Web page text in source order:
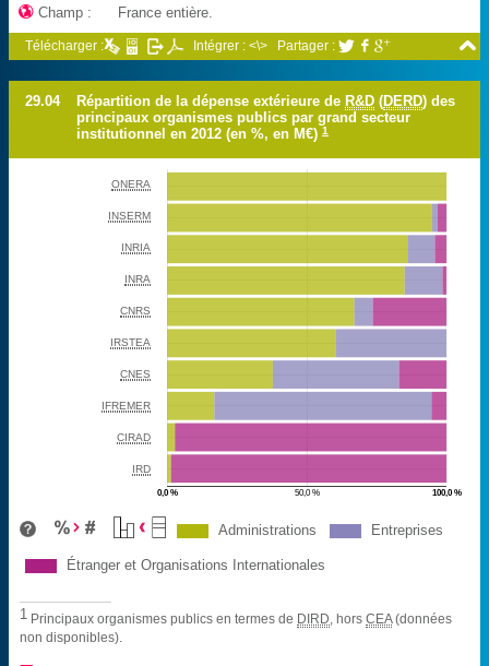
 Champ : France entière.

Télécharger : Intégrer : <\> Partager :   
29.04 Répartition de la dépense extérieure de R&D (DERD) des
principaux organismes publics par grand secteur
institutionnel en 2012 (en %, en M€)1
50,0 %
0,0 % 100,0 %
ONERA
INSERM
INRIA
INRA
CNRS
IRSTEA
CNES
IFREMER
CIRAD
IRD
Administrations Entreprises
Étranger et Organisations Internationales
1 Principaux organismes publics en termes de DIRD, horsCEA(données
non disponibles).